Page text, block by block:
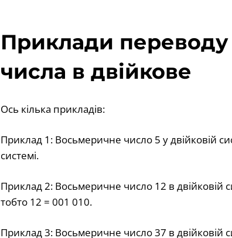
Приклади
числа в двійкове
Ось кілька прикладів:
Приклад 1: Восьмеричне число 5 у двійковій
системі.
Приклад 2: Восьмеричне число 12 в двійковій
тобто 12 = 001 010.
Приклад 3: Восьмеричне число 37 в двійковій